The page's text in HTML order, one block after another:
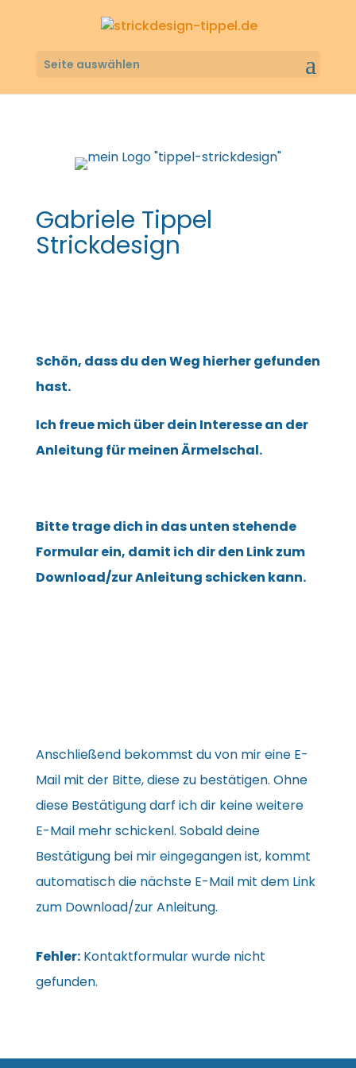
Seite auswählen
Gabriele Tippel
Strickdesign
Schön, dass du den Weg hierher gefunden
hast.
Ich freue mich über dein Interesse an der
Anleitung für meinen Ärmelschal.
Bitte trage dich in das unten stehende
Formular ein, damit ich dir den Link zum
Download/zur Anleitung schicken kann.
Anschließend bekommst du von mir eine E-
Mail mit der Bitte, diese zu bestätigen. Ohne
diese Bestätigung darf ich dir keine weitere
E-Mail mehr schickenl. Sobald deine
Bestätigung bei mir eingegangen ist, kommt
automatisch die nächste E-Mail mit dem Link
zum Download/zur Anleitung.
Fehler:Kontaktformular wurde nicht
gefunden.